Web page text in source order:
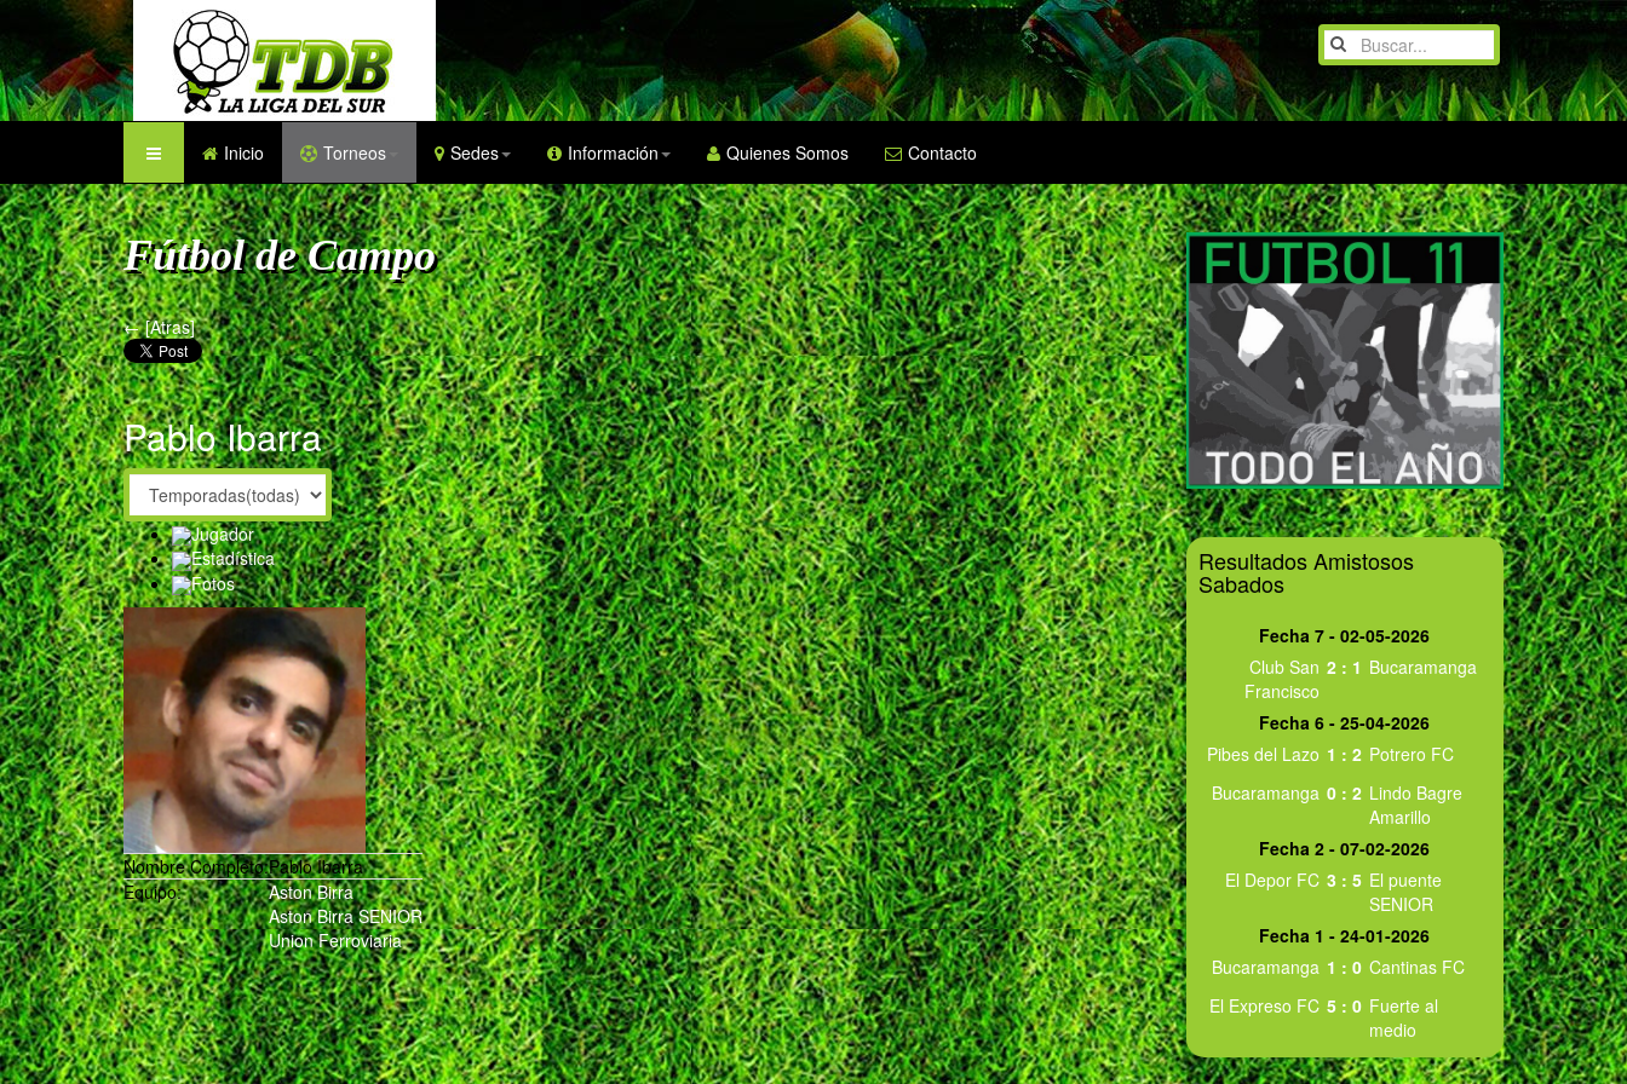
Inicio Torneos Sedes Información Quienes Somos Contacto
Fútbol de Campo
← [Atras]
Pablo Ibarra
Jugador
Estadística
Fotos
Nombre Completo:Pablo Ibarra
Equipo:
Aston Birra
Aston Birra SENIOR
Union Ferroviaria
Resultados Amistosos
Sabados
Fecha 7 - 02-05-2026
Club San
Francisco
2: 1 Bucaramanga
Fecha 6 - 25-04-2026
Pibes del Lazo 1 : 2 Potrero FC
Bucaramanga 0: 2 Lindo Bagre
Amarillo
Fecha 2 - 07-02-2026
El Depor FC 3: 5 El puente
SENIOR
Fecha 1 - 24-01-2026
Bucaramanga 1 : 0 Cantinas FC
El Expreso FC 5: 0 Fuerte al
medio